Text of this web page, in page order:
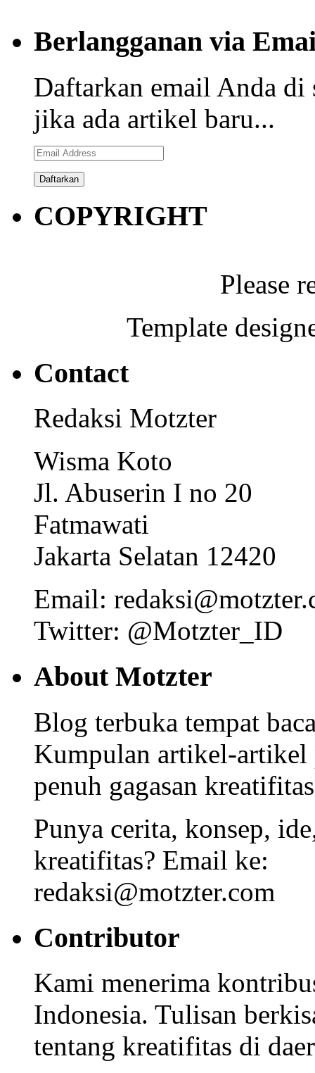
Berlangganan via
Daftarkan email Anda
jika ada artikel baru...
Email
Address
COPYRIGHT
Please
Template
Contact
Redaksi Motzter
Wisma Koto
Jl. Abuserin I no 20
Fatmawati
Jakarta Selatan 12420
Email:
Twitter: @Motzter_ID
About Motzter
Blog terbuka tempat
Kumpulan artikel-artikel
penuh gagasan
Punya cerita, konsep,
kreatifitas? Email ke:
redaksi@motzter.com
Contributor
Kami menerima
Indonesia. Tulisan
tentang kreatifitas di